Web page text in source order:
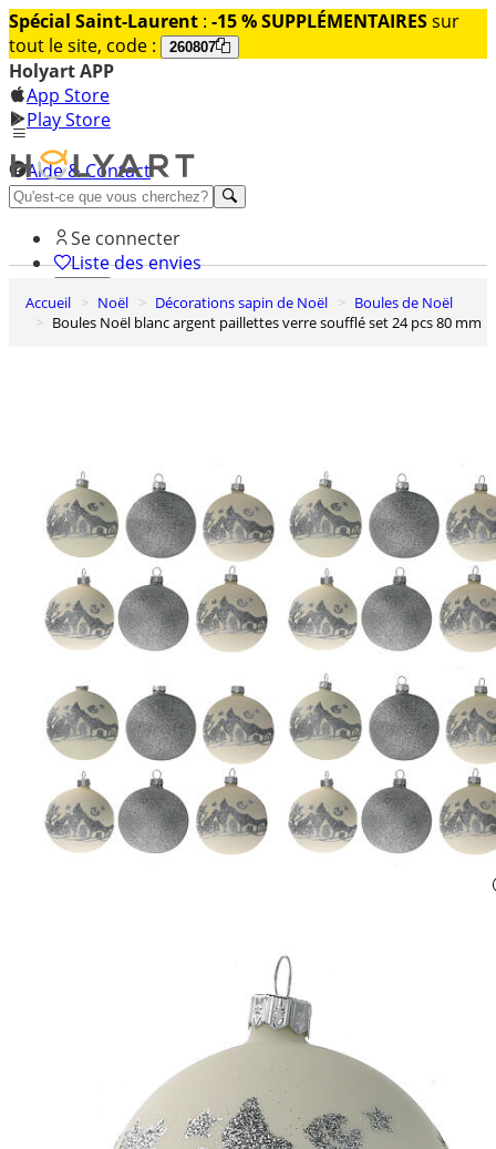
Spécial Saint-Laurent : -15 % SUPPLÉMENTAIRESsur
tout le site, code :
260807
Holyart APP
App Store
Play Store
Aide & Contact
Découvrez Premium
Se connecter
Liste des envies
0
Panier
Accueil Noël Décorations sapin de Noël
Boules de Noël
Boules Noël blanc argent paillettes verre soufflé set 24 pcs 80 mm